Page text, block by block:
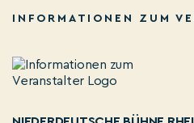
INFORMATIONEN ZUM